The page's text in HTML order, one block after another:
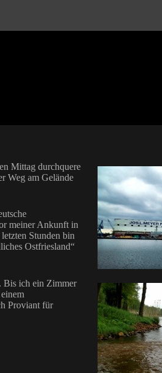
Mittag durchquere
Weg am Gelände
meiner Ankunft in
Stunden bin
Ostfriesland“
Bis ich ein Zimmer
Proviant für